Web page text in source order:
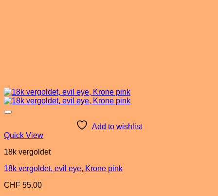
Add to wishlist
Quick View
18k vergoldet
18k vergoldet, evil eye, Krone pink
CHF 55.00